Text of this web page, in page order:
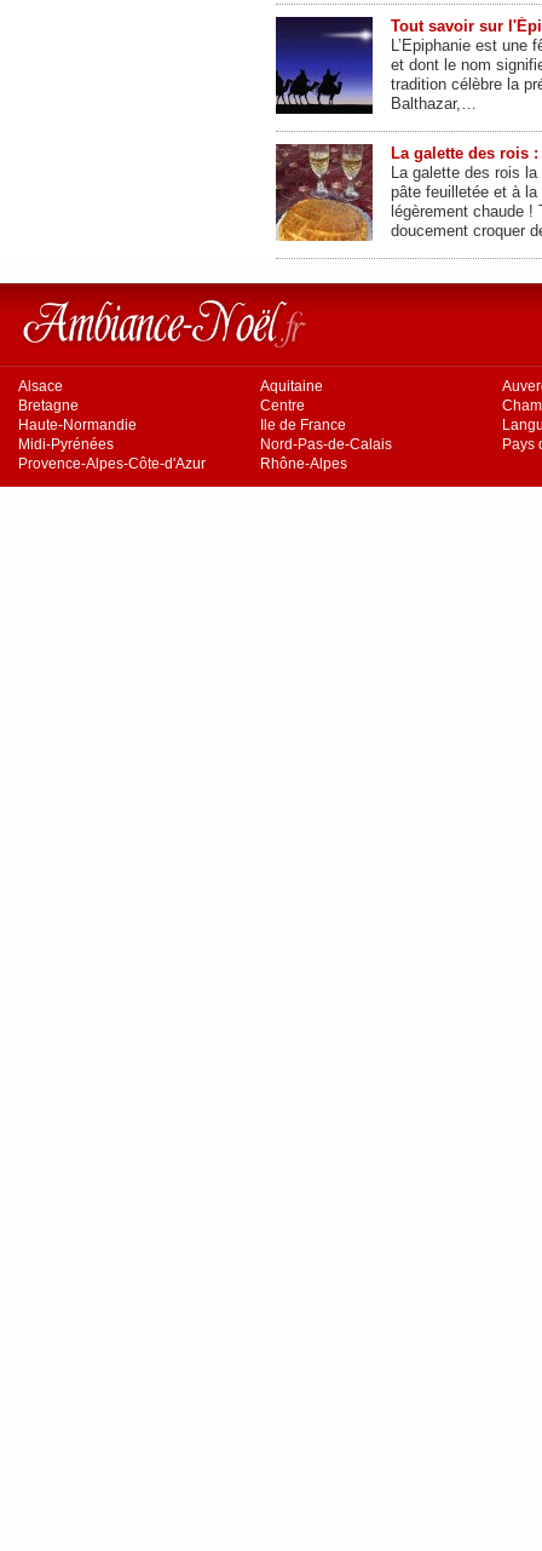
Tout savoir sur
L’Epiphanie est une
et dont le nom
tradition célèbre la
Balthazar,…
La galette des rois
La galette des rois
pâte feuilletée et à la
légèrement chaude
doucement croquer
Alsace Aquitaine
Bretagne
Centre
Haute-Normandie
Ile de France
Midi-Pyrénées
Nord-Pas-de-Calais
Pays
Provence-Alpes-Côte-d'Azur
Rhône-Alpes